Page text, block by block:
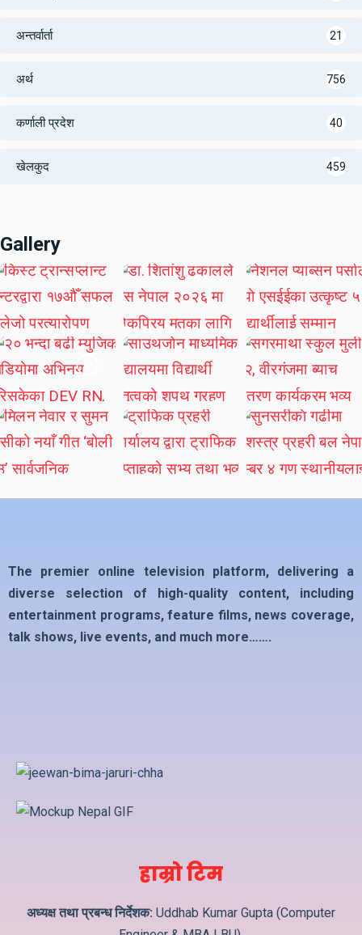
अन्तर्वार्ता 21
अर्थ 756
कर्णाली प्रदेश 40
खेलकुद 459
Gallery
The premier online television platform, delivering a
diverse selection of high-quality content, including
entertainment programs, feature films, news coverage,
talk shows, live events, and much more…….
हाम्रो टिम
अध्यक्ष तथा प्रबन्ध निर्देशक: Uddhab Kumar Gupta (Computer